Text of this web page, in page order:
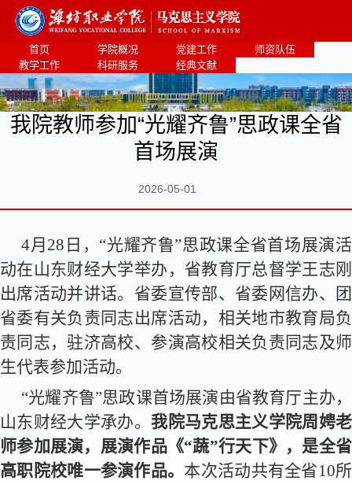
首页 学院概况 党建工作
师资队伍
教学工作
科研服务 经典文献
我院教师参加“光耀齐鲁”思政课全省
首场展演
2026-05-01
4月28日，“光耀齐鲁”思政课全省首场展演活
动在山东财经大学举办，省教育厅总督学王志刚
出席活动并讲话。省委宣传部、省委网信办、团
省委有关负责同志出席活动，相关地市教育局负
责同志，驻济高校、参演高校相关负责同志及师
生代表参加活动。
“光耀齐鲁”思政课首场展演由省教育厅主办，
山东财经大学承办。 我院马克思主义学院周娉老
师参加展演，展演作品《“蔬”行天下》，是全省
高职院校唯一参演作品。 本次活动共有全省10所